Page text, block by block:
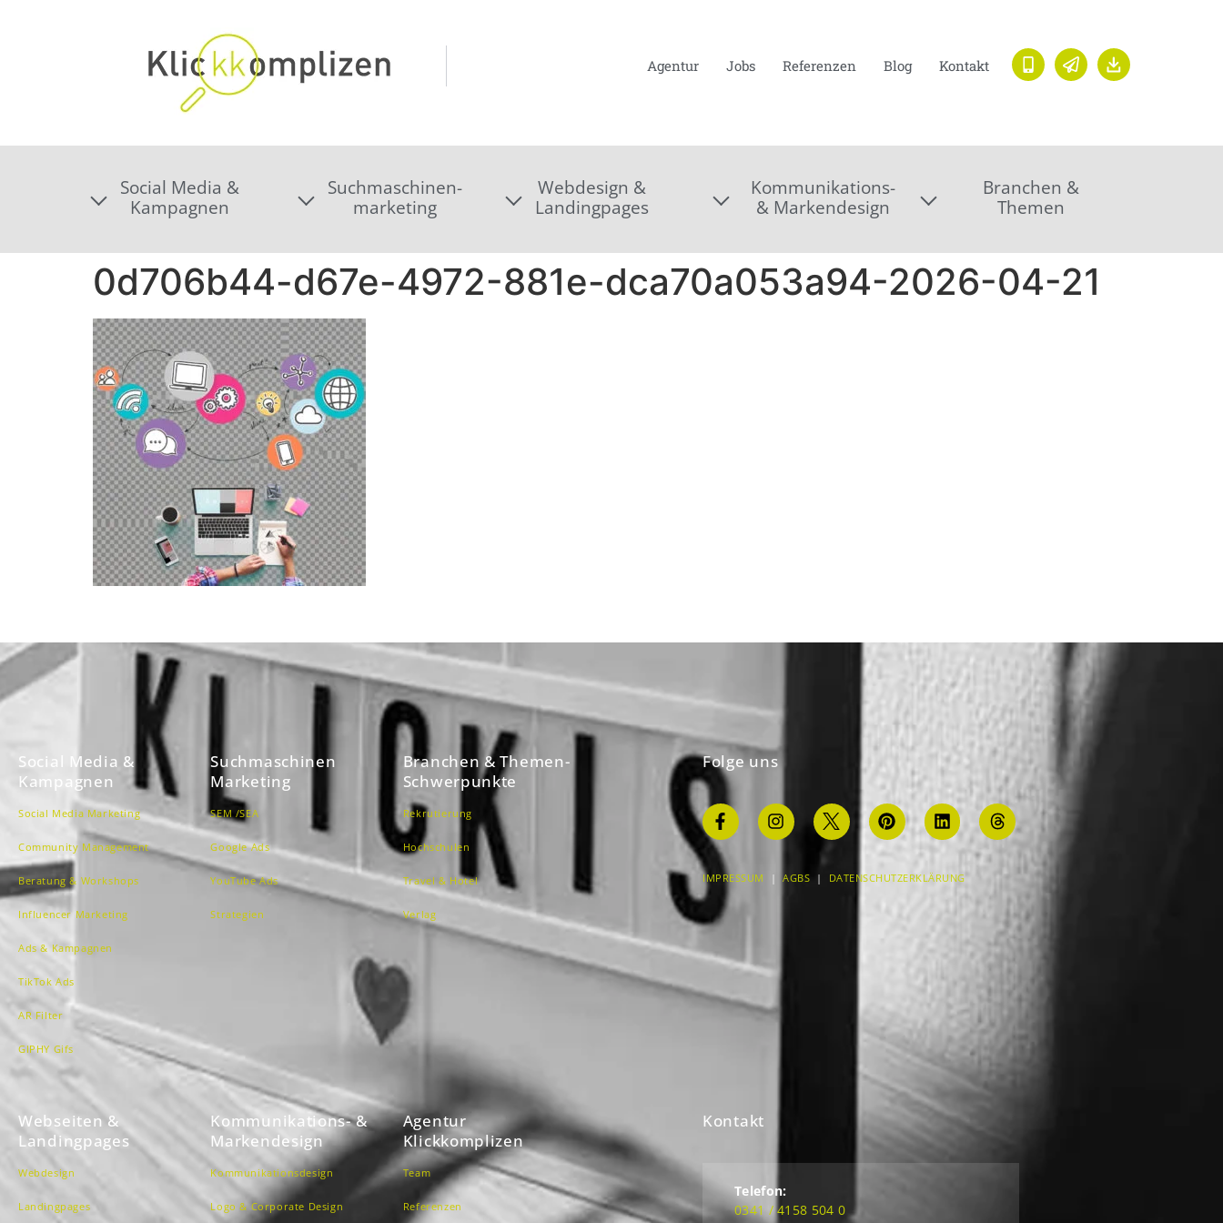
Agentur Jobs Referenzen Blog Kontakt
Social Media &
Kampagnen
Suchmaschinen-
marketing
Webdesign &
Landingpages
Kommunikations-
& Markendesign
Branchen &
Themen
0d706b44-d67e-4972-881e-dca70a053a94-2026-04-21
Social Media &
Kampagnen
Social Media Marketing
Community Management
Beratung & Workshops
Influencer Marketing
Ads & Kampagnen
TikTok Ads
AR Filter
GIPHY Gifs
Suchmaschinen
Marketing
SEM /SEA
Google Ads
YouTube Ads
Strategien
Branchen & Themen-
Schwerpunkte
Rekrutierung
Hochschulen
Travel & Hotel
Verlag
Folge uns
IMPRESSUM | AGBS | DATENSCHUTZERKLÄRUNG
Webseiten &
Landingpages
Webdesign
Landingpages
Kommunikations- &
Markendesign
Kommunikationsdesign
Logo & Corporate Design
Agentur
Klickkomplizen
Team
Referenzen
Kontakt
Telefon:
0341 / 4158 504 0